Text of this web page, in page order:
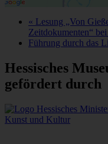
« Lesung „Von
Zeitdokumenten“
Führung durch das
Hessisches
gefördert durch